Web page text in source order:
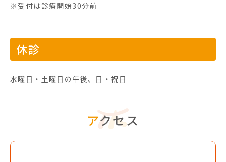
※受付は診療開始30分前
休診
水曜日・土曜日の午後、日・祝日
アクセス